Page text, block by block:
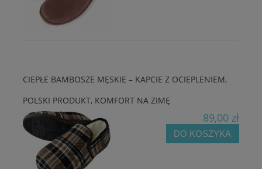
CIEPŁE BAMBOSZE MĘSKIE – KAPCIE Z OCIEPLENIEM,
POLSKI PRODUKT, KOMFORT NA ZIMĘ
89,00 zł
DO KOSZYKA